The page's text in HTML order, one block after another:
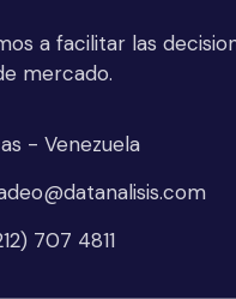
a facilitar las
mercado.
- Venezuela
707 4811